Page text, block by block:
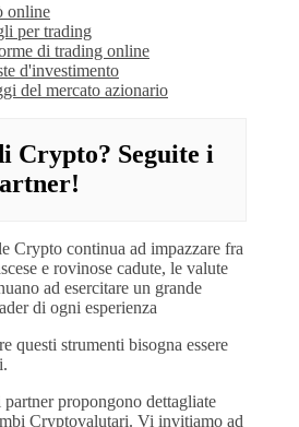
online
per trading
di trading online
d'investimento
del mercato azionario
Crypto? Seguite i
Crypto continua ad impazzare fra
e rovinose cadute, le valute
ad esercitare un grande
di ogni esperienza
questi strumenti bisogna essere
propongono dettagliate
Cryptovalutari. Vi invitiamo ad